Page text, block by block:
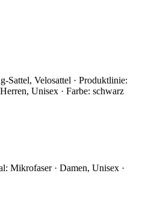
Sattel, Velosattel · Produktlinie:
Unisex · Farbe: schwarz
Mikrofaser · Damen, Unisex ·